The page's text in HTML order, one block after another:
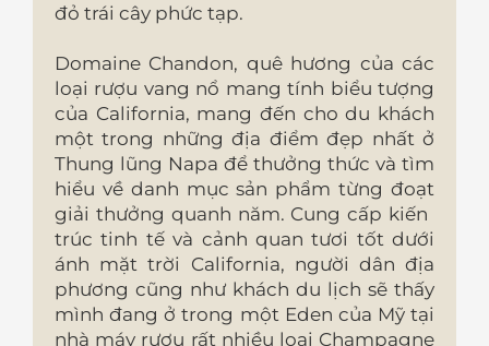
đỏ trái cây phức tạp.
Domaine Chandon, quê hương của các
loại rượu vang nổ mang tính biểu tượng
của California, mang đến cho du khách
một trong những địa điểm đẹp nhất ở
Thung lũng Napa để thưởng thức và tìm
hiểu về danh mục sản phẩm từng đoạt
giải thưởng quanh năm. Cung cấp kiến ​​
trúc tinh tế và cảnh quan tươi tốt dưới
ánh mặt trời California, người dân địa
phương cũng như khách du lịch sẽ thấy
mình đang ở trong một Eden của Mỹ tại
nhà máy rượu rất nhiều loại Champagne